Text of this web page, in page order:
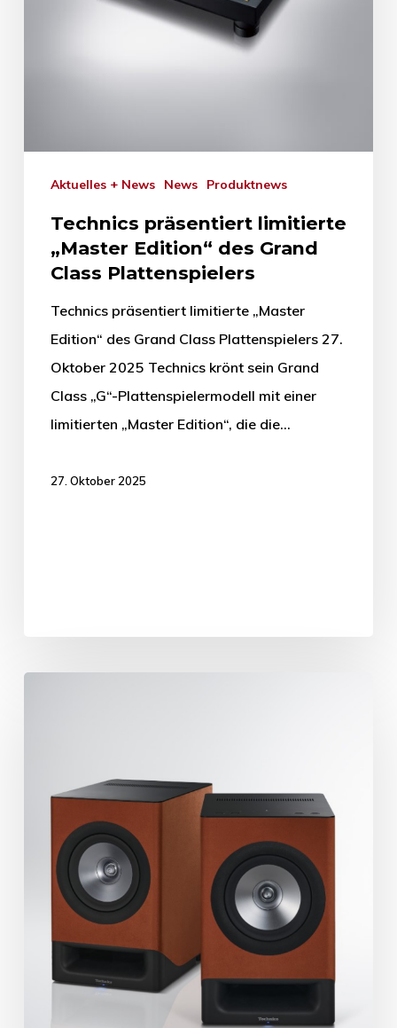
Aktuelles + News News Produktnews
Technics präsentiert limitierte
„Master Edition“ des Grand
Class Plattenspielers
Technics präsentiert limitierte „Master
Edition“ des Grand Class Plattenspielers 27.
Oktober 2025 Technics krönt sein Grand
Class „G“-Plattenspielermodell mit einer
limitierten „Master Edition“, die die…
27. Oktober 2025